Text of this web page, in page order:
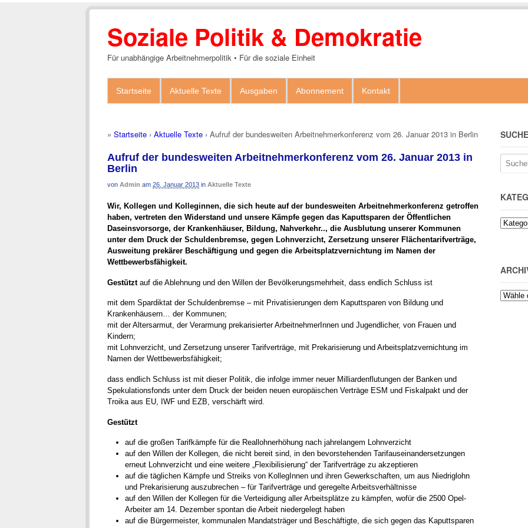
Soziale Politik & Demokratie
Für unabhängige Arbeitnehmerpolitik • Für die soziale Einheit
Startseite Aktuelle Texte Ausgaben Abonnement Kontakt
» Startseite › Aktuelle Texte › Aufruf der bundesweiten Arbeitnehmerkonferenz vom 26. Januar 2013 in Berlin
Aufruf der bundesweiten Arbeitnehmerkonferenz vom 26. Januar 2013 in
Berlin
von Admin am 26. Januar 2013 in Aktuelle Texte
Wir, Kollegen und Kolleginnen, die sich heute auf der bundesweiten Arbeitnehmerkonferenz getroffen
haben, vertreten den Widerstand und unsere Kämpfe gegen das Kaputtsparen der Öffentlichen
Daseinsvorsorge, der Krankenhäuser, Bildung, Nahverkehr.., die Ausblutung unserer Kommunen
unter dem Druck der Schuldenbremse, gegen Lohnverzicht, Zersetzung unserer Flächentarifverträge,
Ausweitung prekärer Beschäftigung und gegen die Arbeitsplatzvernichtung im Namen der
Wettbewerbsfähigkeit.
Gestütztauf die Ablehnung und den Willen der Bevölkerungsmehrheit, dass endlich Schluss ist
mit dem Spardiktat der Schuldenbremse – mit Privatisierungen dem Kaputtsparen von Bildung und
Krankenhäusern… der Kommunen;
mit der Altersarmut, der Verarmung prekarisierter ArbeitnehmerInnen und Jugendlicher, von Frauen und
Kindern;
mit Lohnverzicht, und Zersetzung unserer Tarifverträge, mit Prekarisierung und Arbeitsplatzvernichtung im
Namen der Wettbewerbsfähigkeit;
dass endlich Schluss ist mit dieser Politik, die infolge immer neuer Milliardenflutungen der Banken und
Spekulationsfonds unter dem Druck der beiden neuen europäischen Verträge ESM und Fiskalpakt und der
Troika aus EU, IWF und EZB, verschärft wird.
Gestützt
auf die großen Tarifkämpfe für die Reallohnerhöhung nach jahrelangem Lohnverzicht
auf den Willen der Kollegen, die nicht bereit sind, in den bevorstehenden Tarifauseinandersetzungen
erneut Lohnverzicht und eine weitere „Flexibilisierung“ der Tarifverträge zu akzeptieren
auf die täglichen Kämpfe und Streiks von KollegInnen und ihren Gewerkschaften, um aus Niedriglohn
und Prekarisierung auszubrechen – für Tarifverträge und geregelte Arbeitsverhältnisse
auf den Willen der Kollegen für die Verteidigung aller Arbeitsplätze zu kämpfen, wofür die 2500 Opel-
Arbeiter am 14. Dezember spontan die Arbeit niedergelegt haben
auf die Bürgermeister, kommunalen Mandatsträger und Beschäftigte, die sich gegen das Kaputtsparen